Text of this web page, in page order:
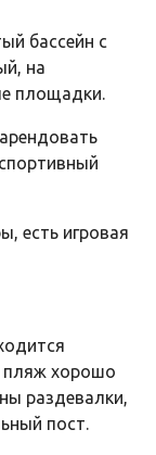
бассейн с
на
площадки.
есть игровая
пляж хорошо
раздевалки,
пост.